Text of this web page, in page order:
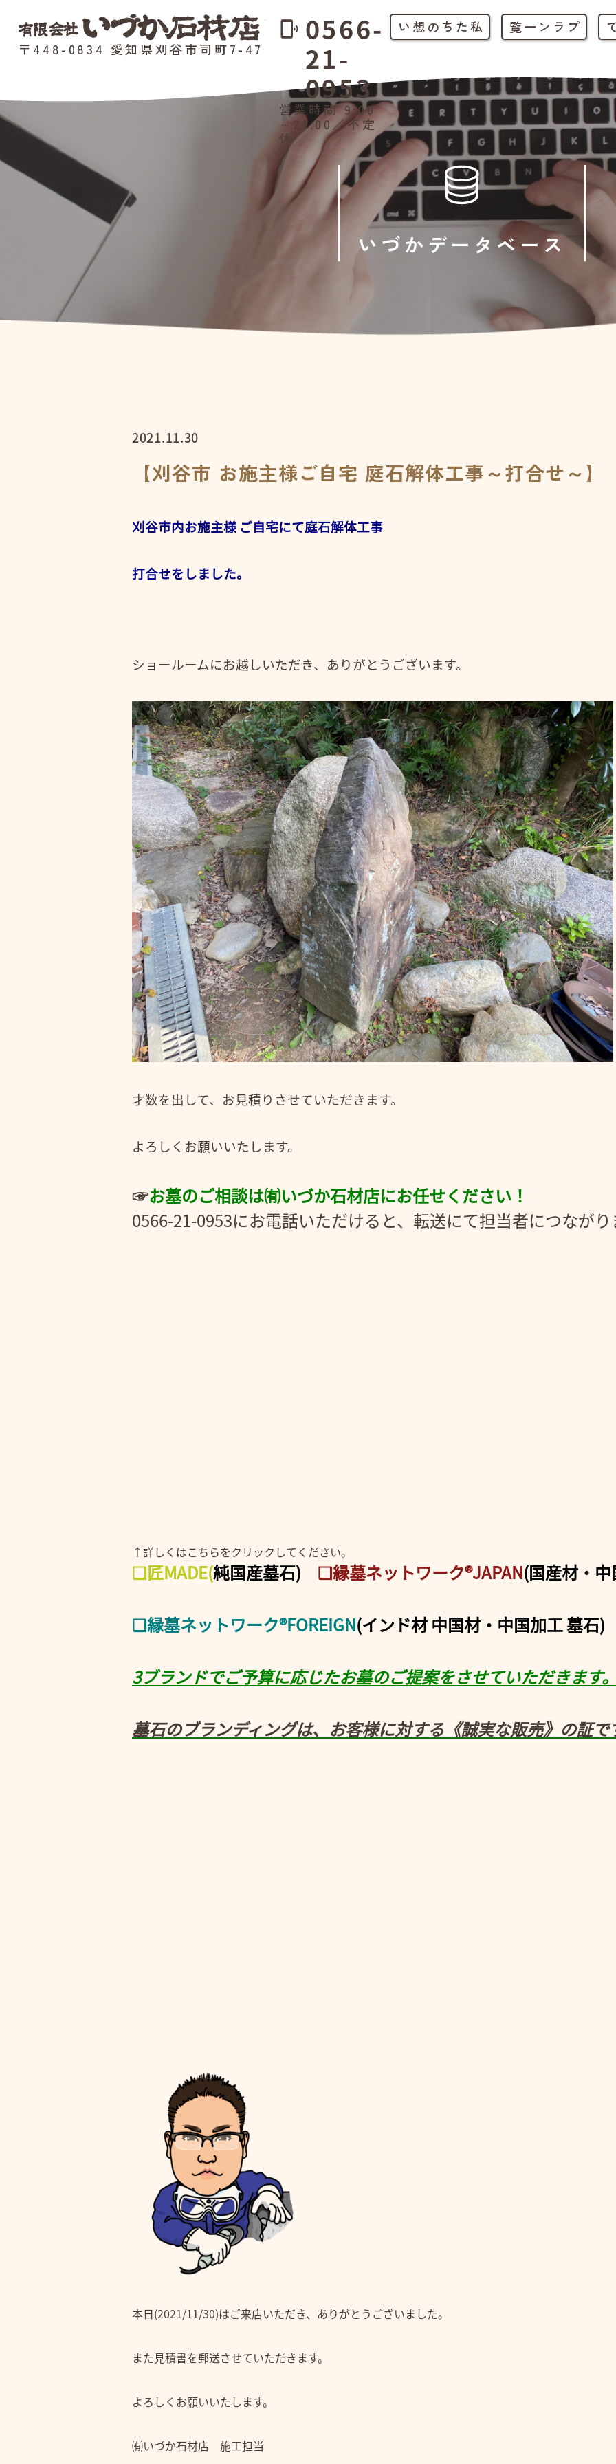
〒448-0834 愛知県刈谷市司町7-47
phonelink_ring 0566-
21-
0953
営業時間 9:00
～21:00／不定
休
私たちの想い プラン一覧
いづかデータベース
2021.11.30
【刈谷市 お施主様ご自宅 庭石解体工事～打合せ～】
刈谷市内お施主様 ご自宅にて庭石解体工事
打合せをしました。
ショールームにお越しいただき、ありがとうございます。
才数を出して、お見積りさせていただきます。
よろしくお願いいたします。
☞お墓のご相談は㈲いづか石材店にお任せください！
0566-21-0953にお電話いただけると、転送にて担当者につなが
↑詳しくはこちらをクリックしてください。
❑匠MADE(純国産墓石) ❑縁墓ネットワーク®JAPAN(国産材・
❑縁墓ネットワーク®FOREIGN(インド材 中国材・中国加工 墓石)
3ブランドでご予算に応じたお墓のご提案をさせていただきます
墓石のブランディングは、お客様に対する《誠実な販売》の証で
本日(2021/11/30)はご来店いただき、ありがとうございました。
また見積書を郵送させていただきます。
よろしくお願いいたします。
㈲いづか石材店 施工担当